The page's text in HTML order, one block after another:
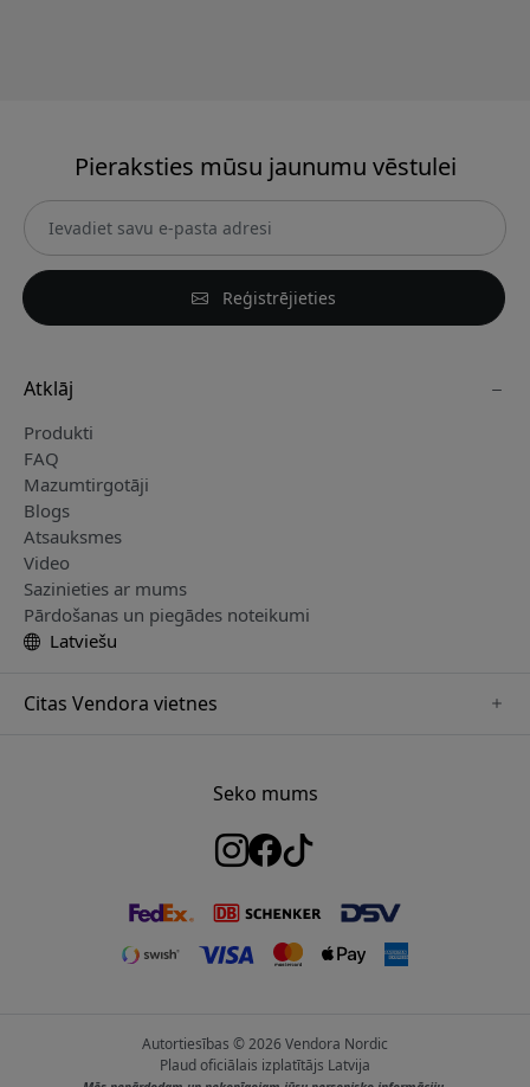
Pieraksties mūsu jaunumu vēstulei
Reģistrējieties
Atklāj
Produkti
FAQ
Mazumtirgotāji
Blogs
Atsauksmes
Video
Sazinieties ar mums
Pārdošanas un piegādes noteikumi
Latviešu
Citas Vendora vietnes
www.nordicsmartlight.se
Seko mums
Autortiesības © 2026 Vendora Nordic
Plaud oficiālais izplatītājs Latvija